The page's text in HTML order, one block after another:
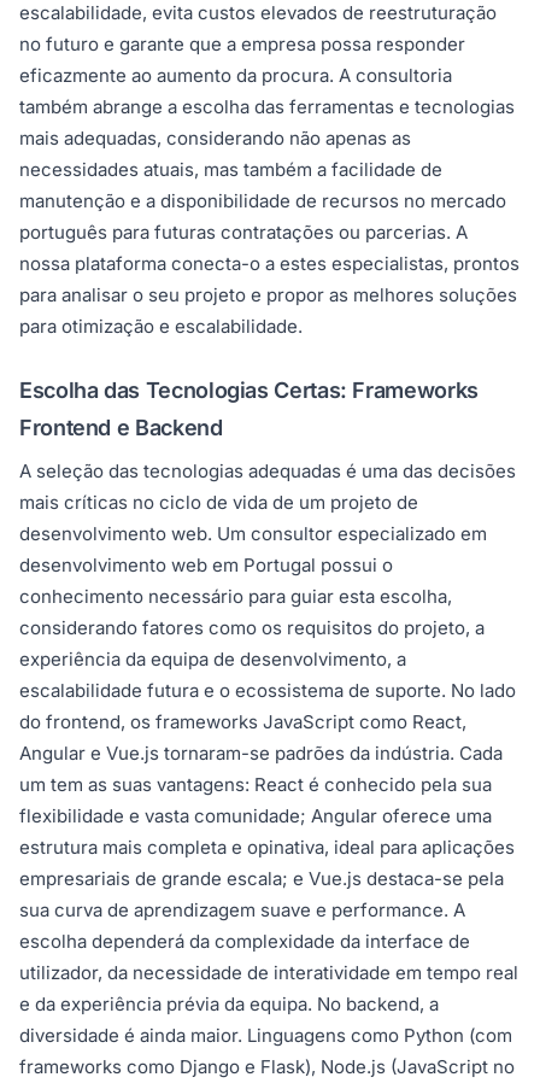
escalabilidade, evita custos elevados de reestruturação
no futuro e garante que a empresa possa responder
eficazmente ao aumento da procura. A consultoria
também abrange a escolha das ferramentas e tecnologias
mais adequadas, considerando não apenas as
necessidades atuais, mas também a facilidade de
manutenção e a disponibilidade de recursos no mercado
português para futuras contratações ou parcerias. A
nossa plataforma conecta-o a estes especialistas, prontos
para analisar o seu projeto e propor as melhores soluções
para otimização e escalabilidade.
Escolha das Tecnologias Certas: Frameworks
Frontend e Backend
A seleção das tecnologias adequadas é uma das decisões
mais críticas no ciclo de vida de um projeto de
desenvolvimento web. Um consultor especializado em
desenvolvimento web em Portugal possui o
conhecimento necessário para guiar esta escolha,
considerando fatores como os requisitos do projeto, a
experiência da equipa de desenvolvimento, a
escalabilidade futura e o ecossistema de suporte. No lado
do frontend, os frameworks JavaScript como React,
Angular e Vue.js tornaram-se padrões da indústria. Cada
um tem as suas vantagens: React é conhecido pela sua
flexibilidade e vasta comunidade; Angular oferece uma
estrutura mais completa e opinativa, ideal para aplicações
empresariais de grande escala; e Vue.js destaca-se pela
sua curva de aprendizagem suave e performance. A
escolha dependerá da complexidade da interface de
utilizador, da necessidade de interatividade em tempo real
e da experiência prévia da equipa. No backend, a
diversidade é ainda maior. Linguagens como Python (com
frameworks como Django e Flask), Node.js (JavaScript no